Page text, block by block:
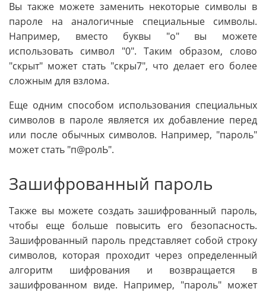
Вы также можете заменить некоторые символы в
пароле на аналогичные специальные символы.
Например, вместо буквы "о" вы можете
использовать символ "0". Таким образом, слово
"скрыт" может стать "скры7", что делает его более
сложным для взлома.
Еще одним способом использования специальных
символов в пароле является их добавление перед
или после обычных символов. Например, "пароль"
может стать "п@ролЬ".
Зашифрованный пароль
Также вы можете создать зашифрованный пароль,
чтобы еще больше повысить его безопасность.
Зашифрованный пароль представляет собой строку
символов, которая проходит через определенный
алгоритм шифрования и возвращается в
зашифрованном виде. Например, "пароль" может